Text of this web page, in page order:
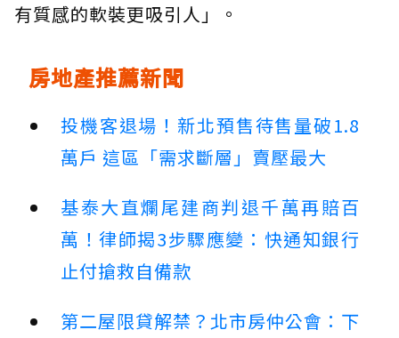
有質感的軟裝更吸引人」。
房地產推薦新聞
投機客退場！新北預售待售量破1.8
萬戶 這區「需求斷層」賣壓最大
基泰大直爛尾建商判退千萬再賠百
萬！律師揭3步驟應變：快通知銀行
止付搶救自備款
第二屋限貸解禁？北市房仲公會：下